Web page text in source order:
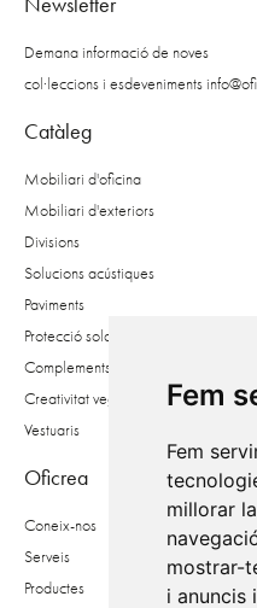
Fem
Fem
millorar
mostrar-
i anuncis
Newsletter
Demana informació de noves
col·leccions i esdeveniments
Catàleg
Mobiliari d'oficina
Mobiliari d'exteriors
Divisions
Solucions acústiques
Paviments
Protecció solar
Complements
Creativitat vegetal
Vestuaris
Oficrea
Coneix-nos
Serveis
Productes